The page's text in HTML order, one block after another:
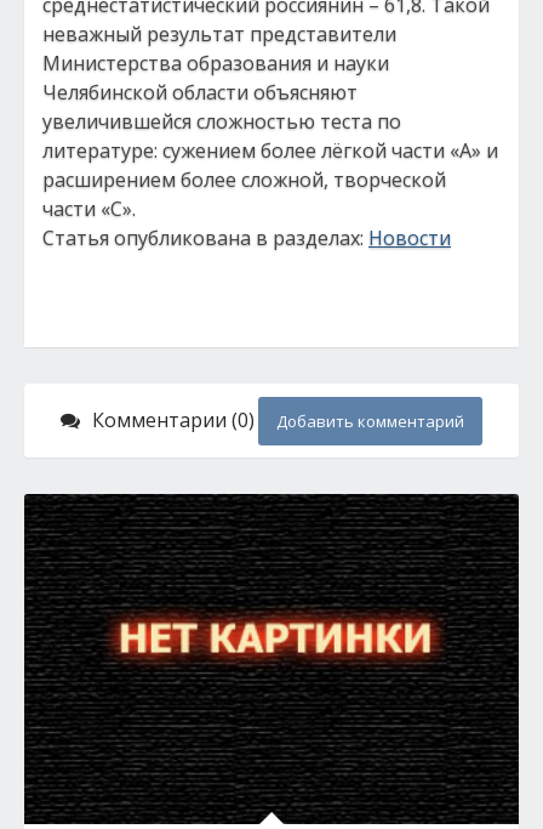
неважный результат представители
Министерства образования и науки
Челябинской области объясняют
увеличившейся сложностью теста по
литературе: сужением более лёгкой части «А» и
расширением более сложной, творческой
части «С».
Статья опубликована в разделах: Новости
Комментарии (0) Добавить комментарий